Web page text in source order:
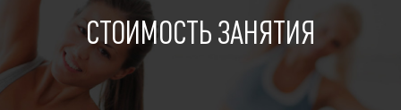
СТОИМОСТЬ ЗАНЯТИЯ